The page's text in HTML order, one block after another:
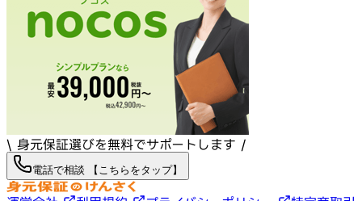
\ 身元保証選びを無料でサポートします /
電話で相談 【こちらをタップ】